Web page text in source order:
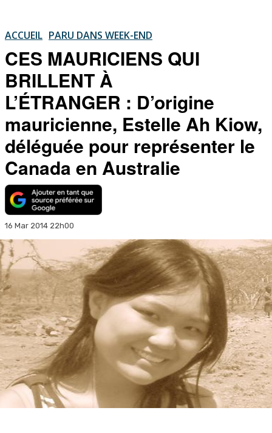
ACCUEIL PARU DANS WEEK-END
CES MAURICIENS QUI
BRILLENT À
L’ÉTRANGER : D’origine
mauricienne, Estelle Ah Kiow,
déléguée pour représenter le
Canada en Australie
16 Mar 2014 22h00